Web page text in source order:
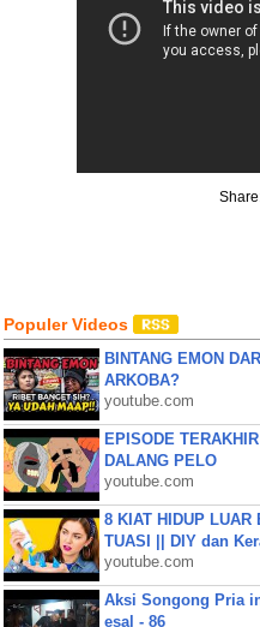
Populer Videos
BINTANG EMON
ARKOBA?
youtube.com
EPISODE
DALANG PELO
youtube.com
8 KIAT HIDUP LUAR
TUASI || DIY dan
youtube.com
Aksi Songong Pria
esal - 86